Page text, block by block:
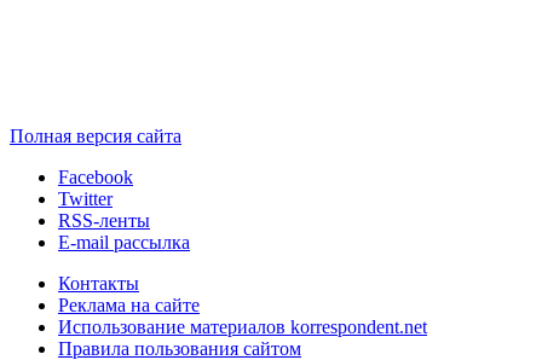
Полная версия сайта
Facebook
Twitter
RSS-ленты
E-mail рассылка
Контакты
Реклама на сайте
Использование материалов korrespondent.net
Правила пользования сайтом